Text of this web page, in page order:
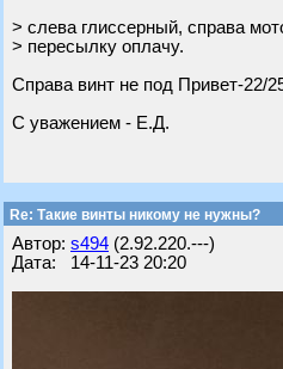
> слева глиссерный, справа
> пересылку оплачу.
Справа винт не под Привет-22/
С уважением - Е.Д.
Re: Такие винты никому не нужны?
Автор: s494 (2.92.220.---)
Дата: 14-11-23 20:20